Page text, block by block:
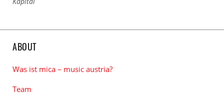
ABOUT
Was ist mica – music austria?
Team